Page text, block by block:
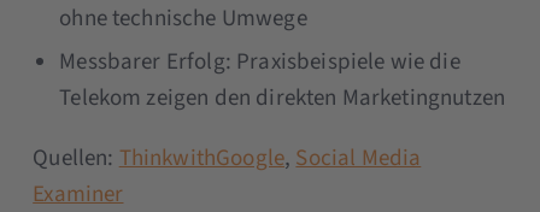
ohne technische Umwege
Messbarer Erfolg: Praxisbeispiele wie die
Telekom zeigen den direkten Marketingnutzen
Quellen: ThinkwithGoogle,Social Media
Examiner